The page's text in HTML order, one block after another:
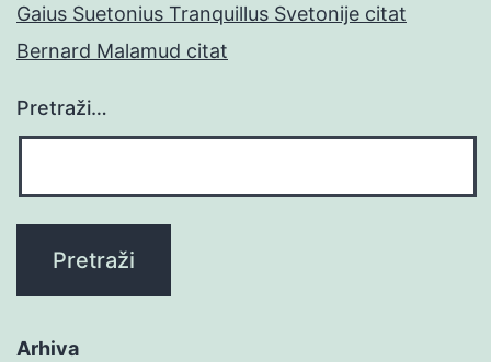
Gaius Suetonius Tranquillus Svetonije citat
Bernard Malamud citat
Pretraži…
Arhiva